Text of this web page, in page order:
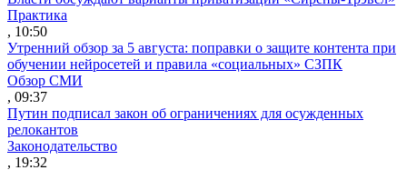
Практика
, 10:50
Утренний обзор за 5 августа: поправки о защите контента при
обучении нейросетей и правила «социальных» СЗПК
Обзор СМИ
, 09:37
Путин подписал закон об ограничениях для осужденных
релокантов
Законодательство
, 19:32